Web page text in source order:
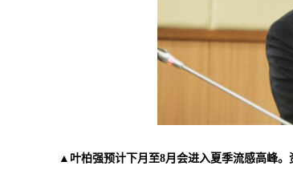
▲叶柏强预计下月至8月会进入夏季流感高峰。